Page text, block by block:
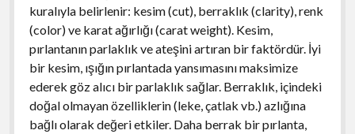
kuralıyla belirlenir: kesim (cut), berraklık (clarity), renk
(color) ve karat ağırlığı (carat weight). Kesim,
pırlantanın parlaklık ve ateşini artıran bir faktördür. İyi
bir kesim, ışığın pırlantada yansımasını maksimize
ederek göz alıcı bir parlaklık sağlar. Berraklık, içindeki
doğal olmayan özelliklerin (leke, çatlak vb.) azlığına
bağlı olarak değeri etkiler. Daha berrak bir pırlanta,